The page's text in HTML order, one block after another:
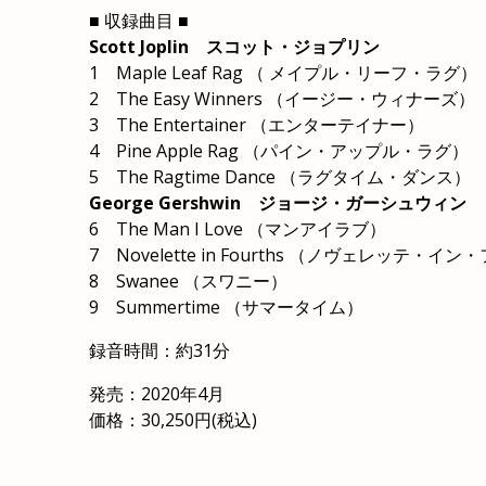
■ 収録曲目 ■
Scott Joplin スコット・ジョプリン
1 Maple Leaf Rag （ メイプル・リーフ・ラグ）
2 The Easy Winners （イージー・ウィナーズ）
3 The Entertainer （エンターテイナー）
4 Pine Apple Rag （パイン・アップル・ラグ）
5 The Ragtime Dance （ラグタイム・ダンス）
George Gershwin ジョージ・ガーシュウィン
6 The Man I Love （マンアイラブ）
7 Novelette in Fourths （ノヴェレッテ・イン・
8 Swanee （スワニー）
9 Summertime （サマータイム）
録音時間：約31分
発売：2020年4月
価格：30,250円(税込)